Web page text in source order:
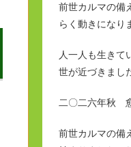
前世カルマの備
らく動きにな
人一人も生きて
世が近づきま
二〇二六年秋
前世カルマの